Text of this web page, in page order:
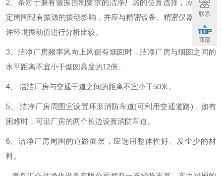
2、条对于兼有微振控制要求的洁净厂房的位置选择，应实际测
定周围现有振源的振动影响，并应与精密设备、精密仪器仪表允
许环境振动值进行分析比较。
3、洁净厂房频率风向上风侧有烟囱时，洁净厂房与烟囱之间的
水平距离不宜小于烟囱高度的12倍。
4、 洁洁厂房与交通干道之间的距离不宜小于50米。
5、 洁净厂房周围宜设置环形消防车道(可利用交通道路)，如有
困难时，可沿厂房的两个长边设置消防车道。
6、洁净厂房周围的道路面层，应选用整体性好、发尘少的材
料。
联系
顶部